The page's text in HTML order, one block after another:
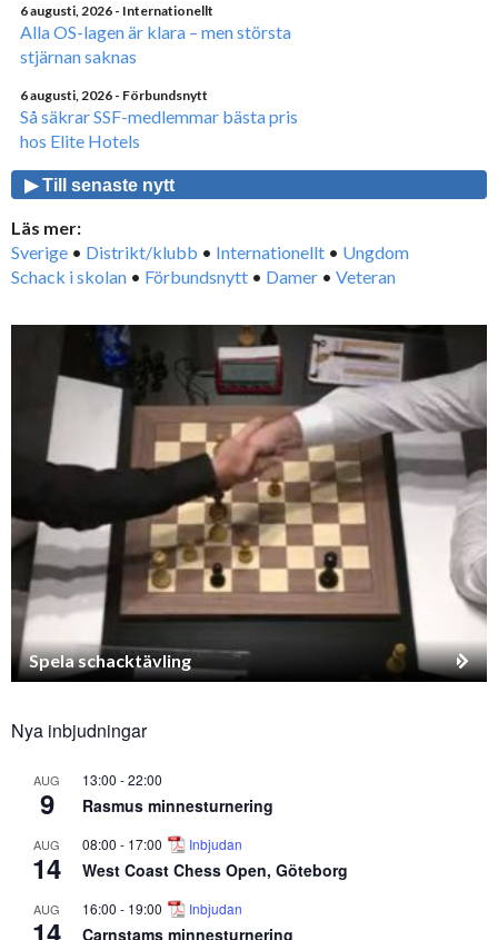
6 augusti, 2026 - Internationellt
Alla OS-lagen är klara – men största
stjärnan saknas
6 augusti, 2026 - Förbundsnytt
Så säkrar SSF-medlemmar bästa pris
hos Elite Hotels
▶ Till senaste nytt
Läs mer:
Sverige • Distrikt/klubb • Internationellt • Ungdom
Schack i skolan • Förbundsnytt • Damer • Veteran
Spela schacktävling
Nya inbjudningar
AUG
9
13:00 -22:00
Rasmus minnesturnering
AUG
14
08:00 - 17:00 Inbjudan
West Coast Chess Open, Göteborg
AUG
14
16:00 - 19:00 Inbjudan
Carnstams minnesturnering